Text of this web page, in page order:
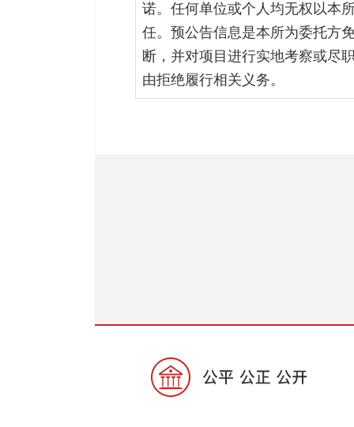
诺。任何单位或个人均无权以本
任。预公告信息是本所为委托方
断，并对项目进行实地考察或尽
由拒绝履行相关义务。